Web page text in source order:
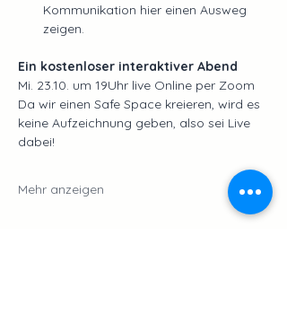
Kommunikation hier einen Ausweg
zeigen.
Ein kostenloser interaktiver Abend
Mi. 23.10. um 19Uhr live Online per Zoom
Da wir einen Safe Space kreieren, wird es
keine Aufzeichnung geben, also sei Live
dabei!
Mehr anzeigen